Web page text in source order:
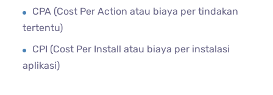
CPA (Cost Per Action atau biaya per tindakan
tertentu)
CPI (Cost Per Install atau biaya per instalasi
aplikasi)